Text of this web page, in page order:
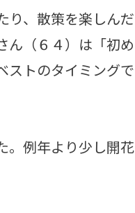
り、散策を楽しんだ
ん（６４）は「初め
ストのタイミングで
。例年より少し開花